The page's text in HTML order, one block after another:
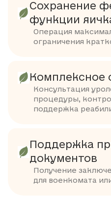
Сохранение
функции
Операция
ограничения
Комплексное
Консультация
процедуры,
поддержка
Поддержка
документов
Получение
для военкомата